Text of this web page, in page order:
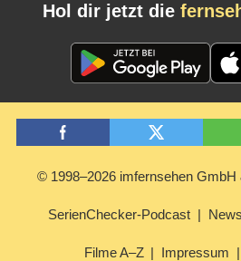
Hol dir jetzt die
© 1998–2026 imfernsehen GmbH
SerienChecker-Podcast
Filme A–Z Impressum